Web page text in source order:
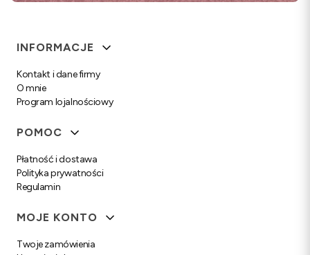
Linki w stopce
INFORMACJE
Kontakt i dane firmy
O mnie
Program lojalnościowy
POMOC
Płatność i dostawa
Polityka prywatności
Regulamin
MOJE KONTO
Twoje zamówienia